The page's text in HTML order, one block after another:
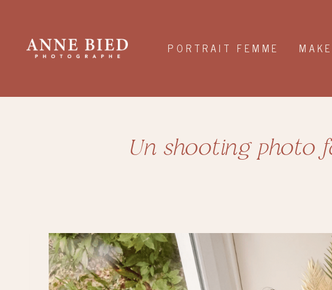
PORTRAIT FEMME
Un shooting photo